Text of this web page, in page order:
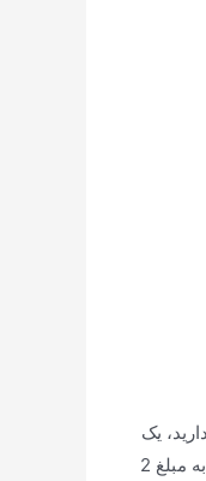
یک
برگ چک صیادی به فروشگاه ارائه کنید؛ به صورت واضح تر می توان گفت که اگر قصد دارید مبلغ 10 میلیون تومان را به صورت 5 ماهه بازگردانید، باید تعداد 5 عدد چک صیادی به مبلغ 2